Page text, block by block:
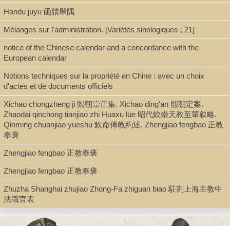
Series
Variétés sinologiques ; 28
Shelf
Rare Books, Room 103C
Call Number
DS703.V3 no.28
Description
2 v. : folding map ; 24 cm.
Handu juyu 函牘舉隅
Mélanges sur l'administration. [Variétés sinologiques ; 21]
notice of the Chinese calendar and a concordance with the
European calendar
Notions techniques sur la propriété en Chine : avec un choix
d'actes et de documents officiels
Xichao chongzheng ji 熙朝崇正集. Xichao ding'an 熙朝定案.
Zhaodai qinchong tianjiao zhi Huaxu lüe 昭代欽崇天教至華叙略.
Qinming chuanjiao yueshu 欽命傳教約述. Zhengjiao fengbao 正教
奉褒
Zhengjiao fengbao 正教奉褒
Zhengjiao fengbao 正教奉褒
Zhuzha Shanghai zhujiao Zhong-Fa zhiguan biao 駐劄上海主教中
法職官表